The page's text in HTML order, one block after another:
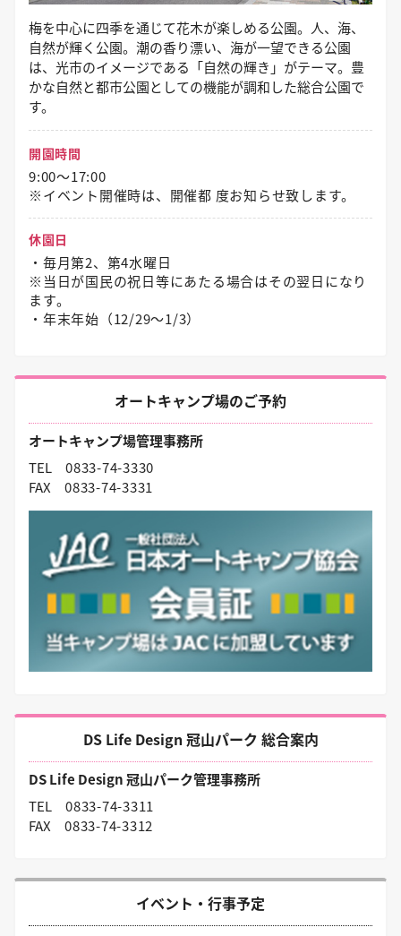
梅を中心に四季を通じて花木が楽しめる公園。人、海、
自然が輝く公園。潮の香り漂い、海が一望できる公園
は、光市のイメージである「自然の輝き」がテーマ。豊
かな自然と都市公園としての機能が調和した総合公園で
す。
開園時間
9:00～17:00
※イベント開催時は、開催都 度お知らせ致します。
休園日
・毎月第2、第4水曜日
※当日が国民の祝日等にあたる場合はその翌日になり
ます。
・年末年始（12/29〜1/3）
オートキャンプ場のご予約
オートキャンプ場管理事務所
TEL 0833-74-3330
FAX 0833-74-3331
DS Life Design 冠山パーク 総合案内
DS Life Design 冠山パーク管理事務所
TEL 0833-74-3311
FAX 0833-74-3312
イベント・行事予定